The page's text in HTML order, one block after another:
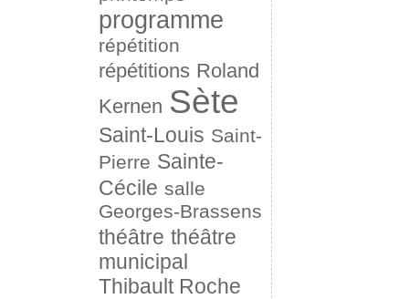
programme
répétition
répétitions Roland
Kernen Sète
Saint-Louis Saint-
Pierre Sainte-
Cécile salle
Georges-Brassens
théâtre théâtre
municipal
Thibault Roche